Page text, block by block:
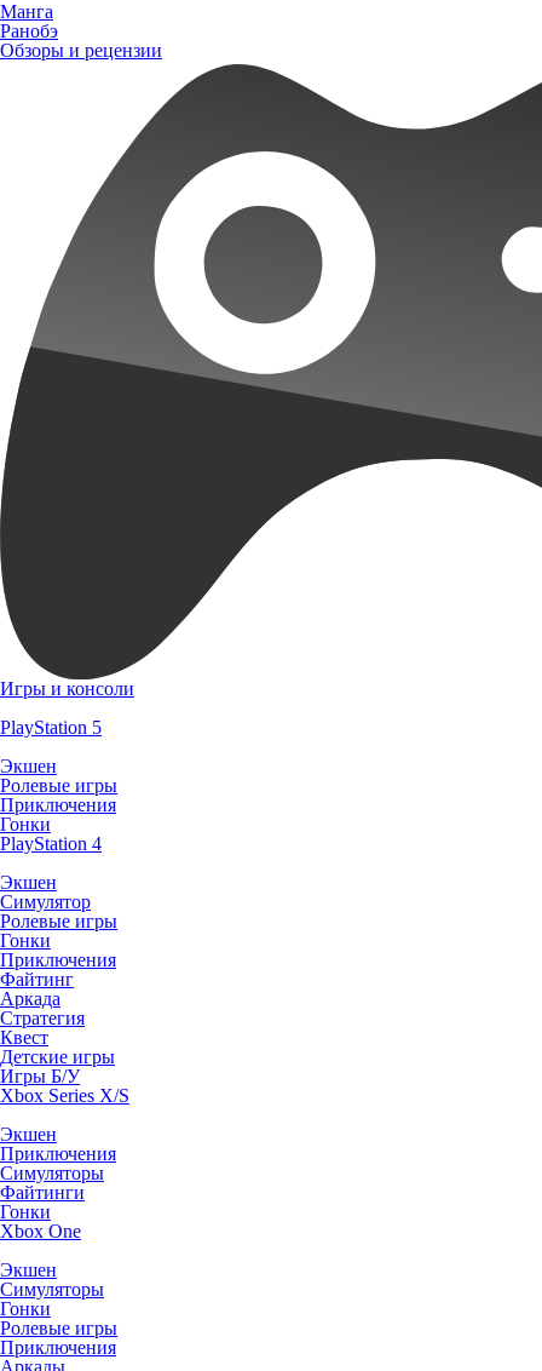
Манга
Ранобэ
Обзоры и рецензии
Игры и консоли
PlayStation 5
Экшен
Ролевые игры
Приключения
Гонки
PlayStation 4
Экшен
Симулятор
Ролевые игры
Гонки
Приключения
Файтинг
Аркада
Стратегия
Квест
Детские игры
Игры Б/У
Xbox Series X/S
Экшен
Приключения
Симуляторы
Файтинги
Гонки
Xbox One
Экшен
Симуляторы
Гонки
Ролевые игры
Приключения
Аркады